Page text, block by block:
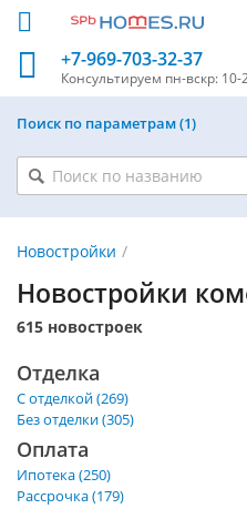
+7-969-703-32-37
Консультируем пн-вскр: 10-
Поиск по параметрам 1
Новостройки
Новостройки
615 новостроек
Отделка
С отделкой (269)
Без отделки (305)
Оплата
Ипотека (250)
Рассрочка (179)